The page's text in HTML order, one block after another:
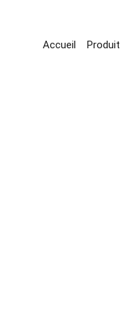
Accueil Produit